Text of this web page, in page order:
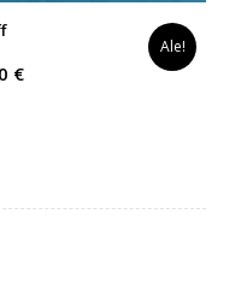
€Nykyinen
Ale!